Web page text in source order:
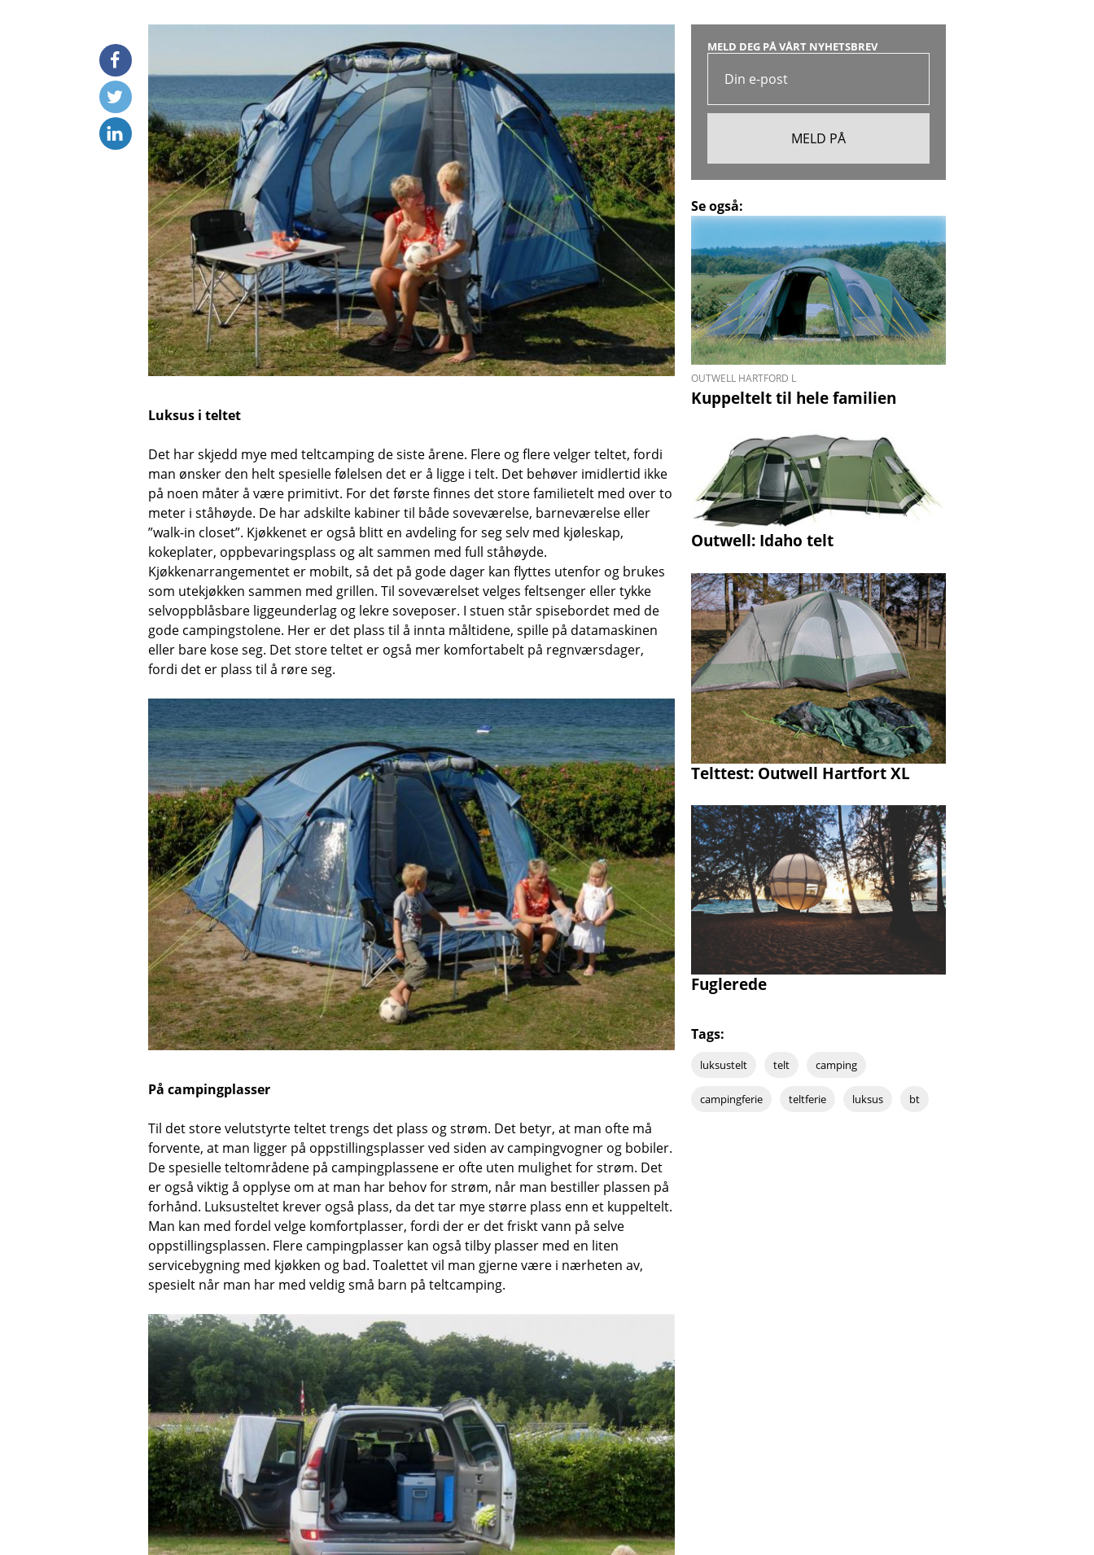
Luksus i teltet
Det har skjedd mye med teltcamping de siste årene. Flere og flere velger teltet, fordi
man ønsker den helt spesielle følelsen det er å ligge i telt. Det behøver imidlertid ikke
på noen måter å være primitivt. For det første finnes det store familietelt med over to
meter i ståhøyde. De har adskilte kabiner til både soveværelse, barneværelse eller
”walk-in closet”. Kjøkkenet er også blitt en avdeling for seg selv med kjøleskap,
kokeplater, oppbevaringsplass og alt sammen med full ståhøyde.
Kjøkkenarrangementet er mobilt, så det på gode dager kan flyttes utenfor og brukes
som utekjøkken sammen med grillen. Til soveværelset velges feltsenger eller tykke
selvoppblåsbare liggeunderlag og lekre soveposer. I stuen står spisebordet med de
gode campingstolene. Her er det plass til å innta måltidene, spille på datamaskinen
eller bare kose seg. Det store teltet er også mer komfortabelt på regnværsdager,
fordi det er plass til å røre seg.
På campingplasser
Til det store velutstyrte teltet trengs det plass og strøm. Det betyr, at man ofte må
forvente, at man ligger på oppstillingsplasser ved siden av campingvogner og bobiler.
De spesielle teltområdene på campingplassene er ofte uten mulighet for strøm. Det
er også viktig å opplyse om at man har behov for strøm, når man bestiller plassen på
forhånd. Luksusteltet krever også plass, da det tar mye større plass enn et kuppeltelt.
Man kan med fordel velge komfortplasser, fordi der er det friskt vann på selve
oppstillingsplassen. Flere campingplasser kan også tilby plasser med en liten
servicebygning med kjøkken og bad. Toalettet vil man gjerne være i nærheten av,
spesielt når man har med veldig små barn på teltcamping.
MELD DEG PÅ VÅRT NYHETSBREV
Se også:
OUTWELL HARTFORD L
Kuppeltelt til hele familien
Outwell: Idaho telt
Telttest: Outwell Hartfort XL
Fuglerede
Tags:
luksustelt telt camping
campingferie teltferie luksus bt